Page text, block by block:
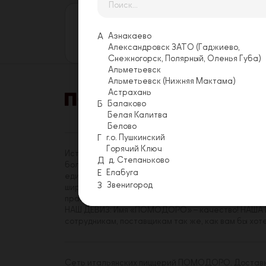
Оставить отзыв
Условия
История «ПОМОДОРО» началась в 2014 году. На
более трехсот сотрудников, имеющих реальную
единомышленников среди коллег. Миссия
широкому кругу посетителей. Принципы,
правиле.
А
Азнакаево
Александровск ЗАТО (Гаджиево,
Снежногорск, Полярный, Оленья Губа)
Альметьевск
Альметьевск (Нижняя Мактама)
Астрахань
Б
Балаково
Белая Калитва
Белово
Г г.о. Пушкинский
Горячий Ключ
Д д. Степаньково
Е Елабуга
З Звенигород